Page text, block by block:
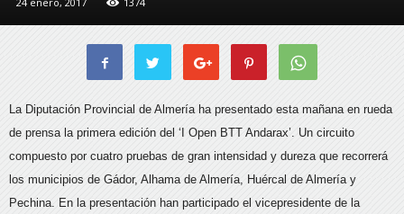
La Diputación Provincial de Almería ha presentado esta mañana en rueda
de prensa la primera edición del ‘I Open BTT Andarax’. Un circuito
compuesto por cuatro pruebas de gran intensidad y dureza que recorrerá
los municipios de Gádor, Alhama de Almería, Huércal de Almería y
Pechina. En la presentación han participado el vicepresidente de la